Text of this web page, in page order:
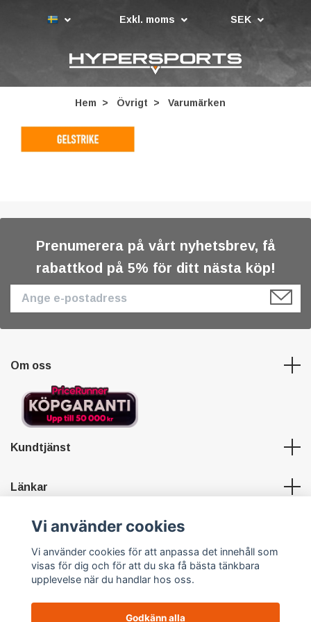
Exkl. moms SEK
Hem Övrigt Varumärken
Prenumerera på vårt nyhetsbrev, få
rabattkod på 5% för ditt nästa köp!
Om oss
Kundtjänst
Länkar
Sociala medier
Vi använder cookies
Vi använder cookies för att anpassa det innehåll som
visas för dig och för att du ska få bästa tänkbara
upplevelse när du handlar hos oss.
Godkänn alla